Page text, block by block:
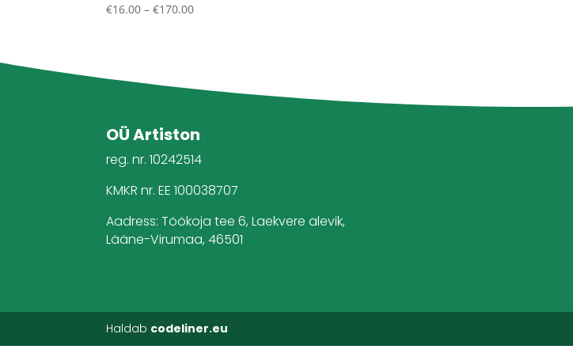
€16.00 – €170.00Price
OÜ Artiston
reg. nr. 10242514
KMKR nr. EE 100038707
Aadress: Töökoja tee 6, Laekvere alevik,
Lääne-Virumaa, 46501
Haldab codeliner.eu